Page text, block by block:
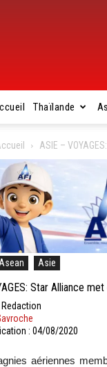
Thaïlande
ASIE –
Asean Asie
Star Alliance
: 04/08/2020
aériennes